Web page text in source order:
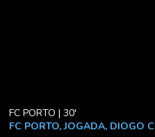
FC PORTO | 30'
FC PORTO, JOGADA, DIOGO